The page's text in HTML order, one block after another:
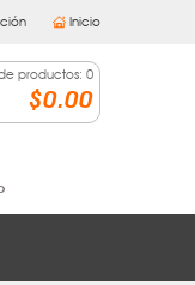
Inicio
productos: 0
$0.00